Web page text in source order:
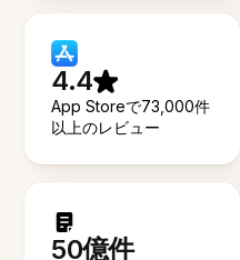
4.4
App Storeで73,000件
以上のレビュー
50億件